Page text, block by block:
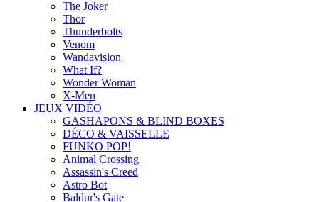
The Joker
Thor
Thunderbolts
Venom
Wandavision
What If?
Wonder Woman
X-Men
JEUX VIDÉO
GASHAPONS & BLIND BOXES
DÉCO & VAISSELLE
FUNKO POP!
Animal Crossing
Assassin's Creed
Astro Bot
Baldur's Gate